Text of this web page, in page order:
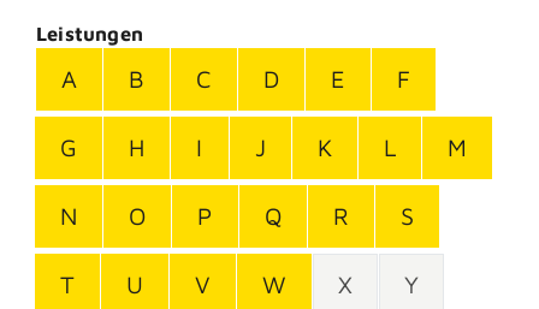
Leistungen
A B C D E F
G H I J K L M
N O P Q R S
T U V W X Y